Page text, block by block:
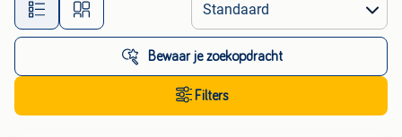
Bewaar je zoekopdracht
Filters